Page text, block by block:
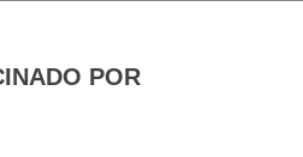
POR